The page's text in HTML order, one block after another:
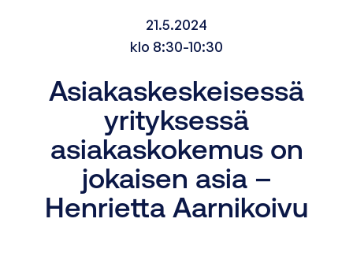
21.5.2024
klo 8:30-10:30
Asiakaskeskeisessä
yrityksessä
asiakaskokemus on
jokaisen asia –
Henrietta Aarnikoivu